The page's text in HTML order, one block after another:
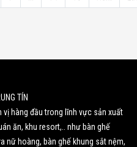
TÍN
vị hàng đầu trong lĩnh vực sản xuất
ăn, khu resort,.. như bàn ghế
nữ hoàng, bàn ghế khung sắt nệm,